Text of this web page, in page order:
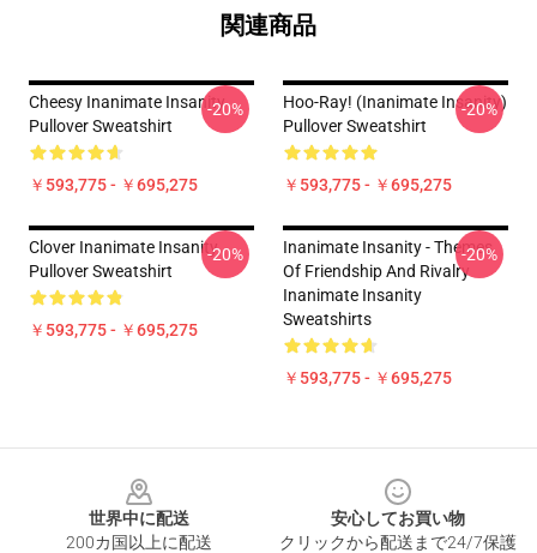
関連商品
Cheesy Inanimate Insanity
Pullover Sweatshirt
￥593,775 - ￥695,275
-20%
Hoo-Ray! (Inanimate Insanity)
Pullover Sweatshirt
￥593,775 - ￥695,275
-20%
Clover Inanimate Insanity
Pullover Sweatshirt
￥593,775 - ￥695,275
-20%
Inanimate Insanity - Themes
Of Friendship And Rivalry
Inanimate Insanity
Sweatshirts
￥593,775 - ￥695,275
-20%
世界中に配送
200カ国以上に配送
安心してお買い物
クリックから配送まで24/7保護